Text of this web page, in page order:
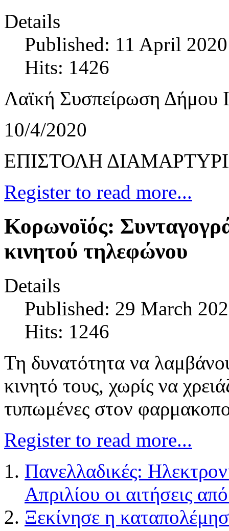
Details
Published: 11 April 2020
Hits: 1426
Λαϊκή Συσπείρωση Δήμου
10/4/2020
ΕΠΙΣΤΟΛΗ
Register to read more...
Κορωνοϊός:
κινητού τηλεφώνου
Details
Published: 29 March
Hits: 1246
Τη δυνατότητα να
κινητό τους, χωρίς να
τυπωμένες στον
Register to read more...
Πανελλαδικές:
Απριλίου οι αιτήσεις
Ξεκίνησε η